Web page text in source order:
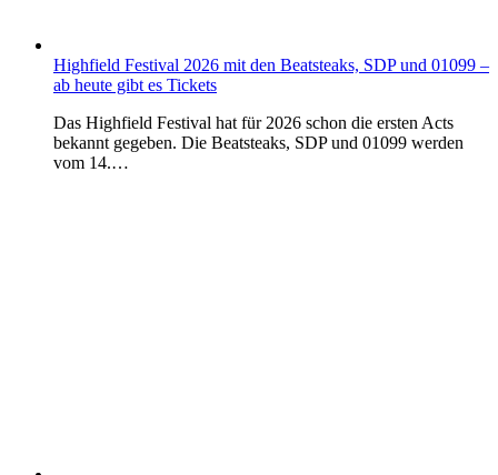
Highfield Festival 2026 mit den Beatsteaks, SDP und 01099 –
ab heute gibt es Tickets
Das Highfield Festival hat für 2026 schon die ersten Acts
bekannt gegeben. Die Beatsteaks, SDP und 01099 werden
vom 14.…